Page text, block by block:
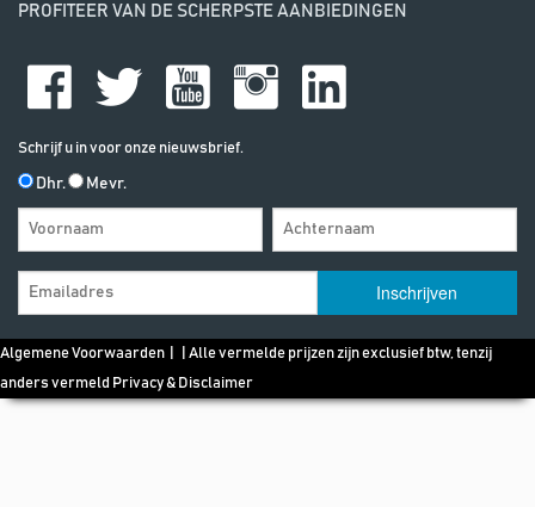
PROFITEER VAN DE SCHERPSTE AANBIEDINGEN
Schrijf u in voor onze nieuwsbrief.
Dhr. Mevr.
Algemene Voorwaarden | | Alle vermelde prijzen zijn exclusief btw, tenzij
anders vermeld Privacy & Disclaimer